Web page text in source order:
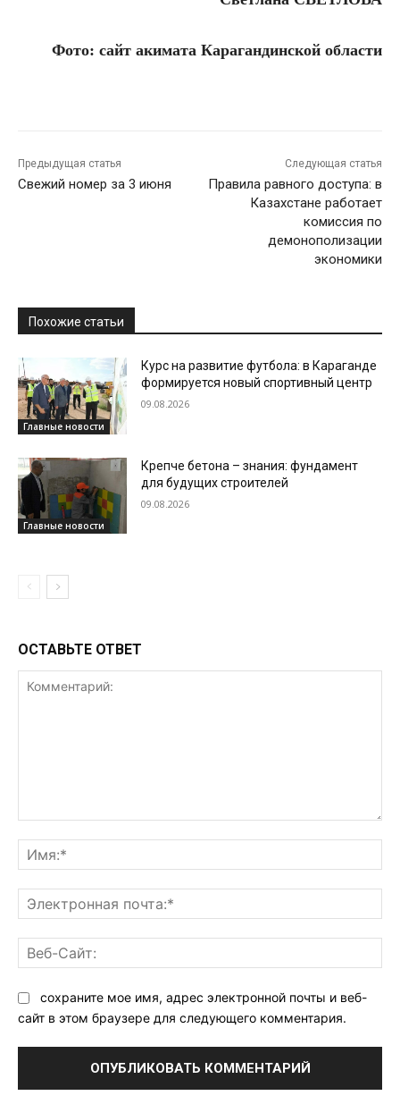
Фото: сайт акимата Карагандинской области
Предыдущая статья
Свежий номер за 3 июня
Следующая статья
Правила равного доступа: в
Казахстане работает
комиссия по
демонополизации
экономики
Похожие статьи
Главные новости
Курс на развитие футбола: в Караганде
формируется новый спортивный центр
09.08.2026
Главные новости
Крепче бетона – знания: фундамент
для будущих строителей
09.08.2026
ОСТАВЬТЕ ОТВЕТ
сохраните мое имя, адрес электронной почты и веб-
сайт в этом браузере для следующего комментария.